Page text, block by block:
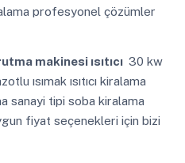
profesyonel çözümler
makinesi ısıtıcı 30 kw
ısımak ısıtıcı kiralama
sanayi tipi soba kiralama
fiyat seçenekleri için bizi